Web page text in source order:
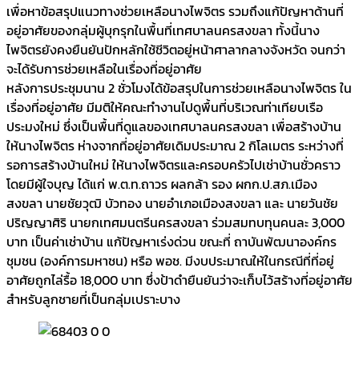
เพื่อหาข้อสรุปแนวทางช่วยเหลือนางไพจิตร รวมถึงแก้ปัญหาด้านที่
อยู่อาศัยของกลุ่มผู้บุกรุกในพื้นที่เทศบาลนครสงขลา ทั้งนี้นาง
ไพจิตรยังคงยืนยันปักหลักใช้ชีวิตอยู่หน้าศาลากลางจังหวัด จนกว่า
จะได้รับการช่วยเหลือในเรื่องที่อยู่อาศัย
หลังการประชุมนาน 2 ชั่วโมงได้ข้อสรุปในการช่วยเหลือนางไพจิตร ใน
เรื่องที่อยู่อาศัย มีมติให้คณะทำงานไปดูพื้นที่บริเวณท่าเทียบเรือ
ประมงใหม่ ซึ่งเป็นพื้นที่ดูแลของเทศบาลนครสงขลา เพื่อสร้างบ้าน
ให้นางไพจิตร ห่างจากที่อยู่อาศัยเดิมประมาณ 2 กิโลเมตร ระหว่างที่
รอการสร้างบ้านใหม่ ให้นางไพจิตรและครอบครัวไปเช่าบ้านชั่วคราว
โดยมีผู้ใจบุญ ได้แก่ พ.ต.ท.ถาวร ผลกล้า รอง ผกก.ป.สภ.เมือง
สงขลา นายชัยวุฒิ บัวทอง นายอำเภอเมืองสงขลา และ นายวันชัย
ปริญญาศิริ นายกเทศมนตรีนครสงขลา ร่วมสมทบทุนคนละ 3,000
บาท เป็นค่าเช่าบ้าน แก้ปัญหาเร่งด่วน ขณะที่ ถาบันพัฒนาองค์กร
ชุมชน (องค์การมหาชน) หรือ พอช. มีงบประมาณให้ในกรณีที่ที่อยู่
อาศัยถูกไล่รื้อ 18,000 บาท ซึ่งป้าดำยืนยันว่าจะเก็บไว้สร้างที่อยู่อาศัย
สำหรับลูกชายที่เป็นกลุ่มเปราะบาง